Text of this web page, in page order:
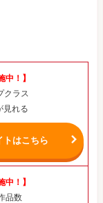
中！】
クラス
見れる
トはこちら
中！】
品数